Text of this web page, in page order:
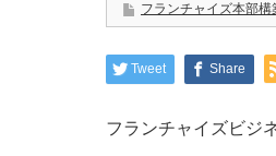
フランチャイズ本部構
Tweet Share
フランチャイズビジ